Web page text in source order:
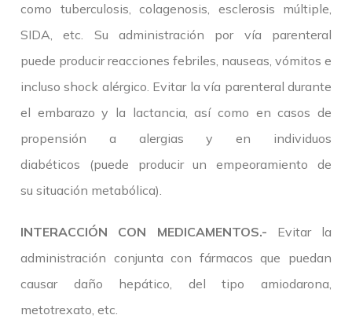
como tuberculosis, colagenosis, esclerosis múltiple,
SIDA, etc. Su administración por vía parenteral
puede producir reacciones febriles, nauseas, vómitos e
incluso shock alérgico. Evitar la vía parenteral durante
el embarazo y la lactancia, así como en casos de
propensión a alergias y en individuos
diabéticos (puede producir un empeoramiento de
su situación metabólica).
INTERACCIÓN CON MEDICAMENTOS.- Evitar la
administración conjunta con fármacos que puedan
causar daño hepático, del tipo amiodarona,
metotrexato, etc.